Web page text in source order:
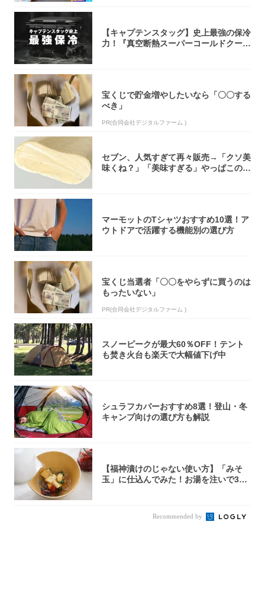
【キャプテンスタッグ】史上最強の保冷
力！『真空断熱スーパーコールドクーラ
宝くじで貯金増やしたいなら「〇〇する
べき」
PR(合同会社デジタルファーム )
セブン、人気すぎて再々販売→「クソ美
味くね？」「美味すぎる」やっぱこのク
マーモットのTシャツおすすめ10選！ア
ウトドアで活躍する機能別の選び方
宝くじ当選者「〇〇をやらずに買うのは
もったいない」
PR(合同会社デジタルファーム )
スノーピークが最大60％OFF！テント
も焚き火台も楽天で大幅値下げ中
シュラフカバーおすすめ8選！登山・冬
キャンプ向けの選び方も解説
【福神漬けのじゃない使い方】「みそ
玉」に仕込んでみた！お湯を注いで30
Recommended by